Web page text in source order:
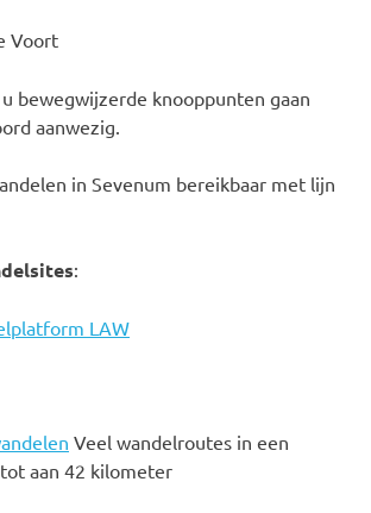
Voort
bewegwijzerde knooppunten gaan
aanwezig.
in Sevenum bereikbaar met lijn
:
LAW
Veel wandelroutes in een
aan 42 kilometer